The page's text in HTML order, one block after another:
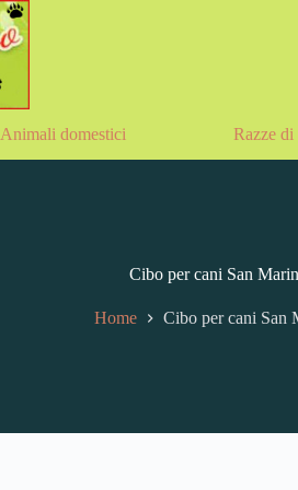
Animali domestici Razze di
Cibo per cani San
Home Cibo per cani San